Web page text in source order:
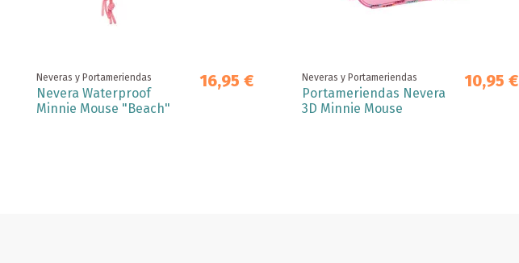
Neveras y Portameriendas
Nevera Waterproof
Minnie Mouse "Beach"
16,95 € Neveras y Portameriendas
Portameriendas Nevera
3D Minnie Mouse
10,95 €